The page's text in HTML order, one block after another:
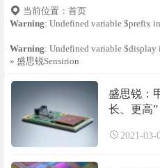
当前位置： 首页
Warning: Undefined variable $prefix in
Warning: Undefined variable $display
» 盛思锐Sensirion
盛思锐：
长、更高”
2021-03-